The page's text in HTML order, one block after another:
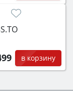
в корзину